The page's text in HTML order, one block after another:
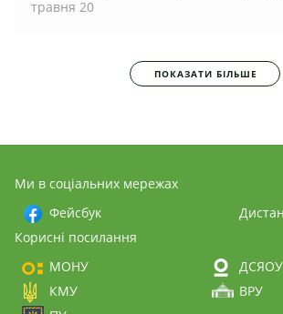
травня 20
ПОКАЗАТИ БІЛЬШЕ
Ми в соціальних мережах
Фейсбук
Корисні посилання
МОНУ
ДСЯОУ
КМУ
ВРУ